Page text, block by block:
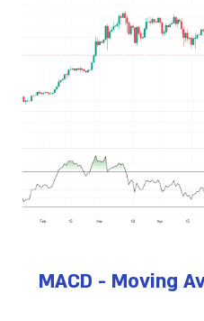
MACD - Moving